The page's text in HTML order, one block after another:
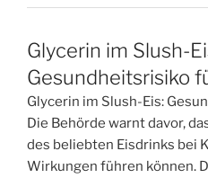
Glycerin im Slush-
Gesundheitsrisiko
Glycerin im Slush-Eis:
Die Behörde warnt davor,
des beliebten Eisdrinks bei
Wirkungen führen können.